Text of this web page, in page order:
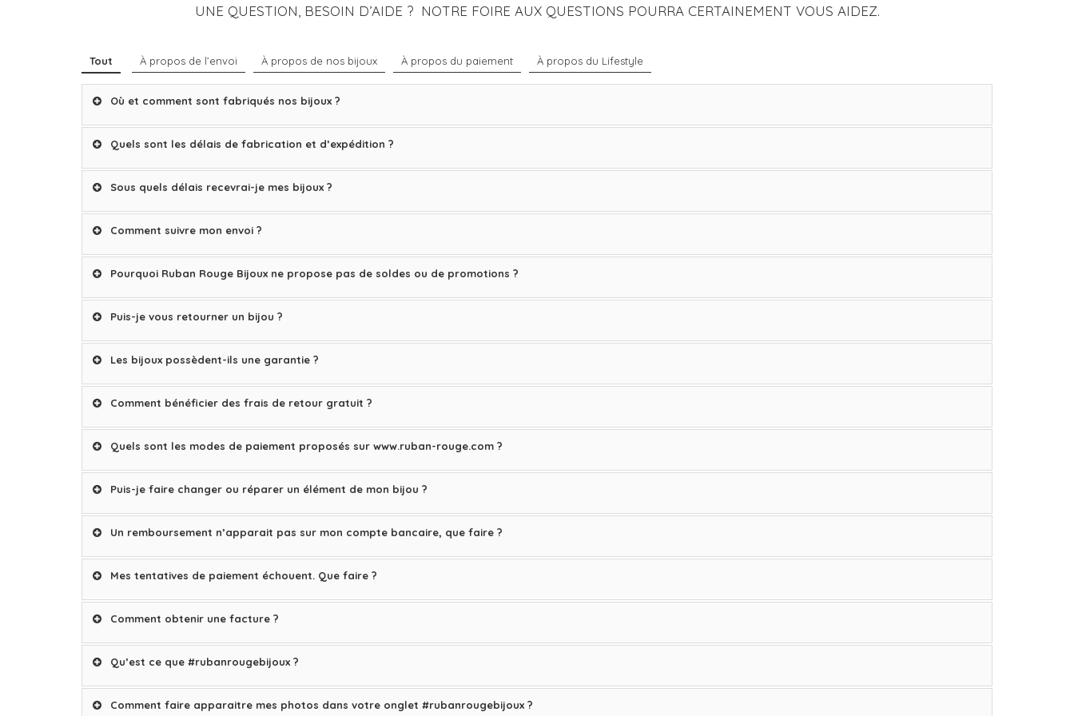
UNE QUESTION, BESOIN D’AIDE ? NOTRE FOIRE AUX QUESTIONS POURRA CERTAINEMENT VOUS AIDEZ.
Tout À propos de l’envoi À propos de nos bijoux À propos du paiement À propos du Lifestyle
Où et comment sont fabriqués nos bijoux ?
Quels sont les délais de fabrication et d’expédition ?
Sous quels délais recevrai-je mes bijoux ?
Comment suivre mon envoi ?
Pourquoi Ruban Rouge Bijoux ne propose pas de soldes ou de promotions ?
Puis-je vous retourner un bijou ?
Les bijoux possèdent-ils une garantie ?
Comment bénéficier des frais de retour gratuit ?
Quels sont les modes de paiement proposés sur www.ruban-rouge.com ?
Puis-je faire changer ou réparer un élément de mon bijou ?
Un remboursement n’apparait pas sur mon compte bancaire, que faire ?
Mes tentatives de paiement échouent. Que faire ?
Comment obtenir une facture ?
Qu’est ce que #rubanrougebijoux ?
Comment faire apparaitre mes photos dans votre onglet #rubanrougebijoux ?